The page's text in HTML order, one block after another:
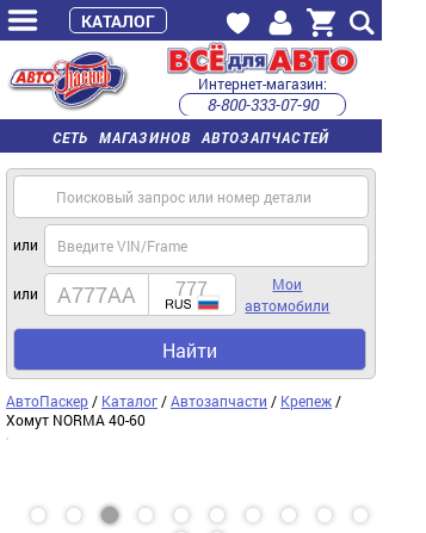
СЕТЬ МАГАЗИНОВ АВТОЗАПЧАСТЕЙ
Интернет-магазин:
8-800-333-07-90
часы работы с 9:00 до 22:00 (пн-пт)
или
или
Мои
автомобили
Найти
АвтоПаскер / Каталог /Автозапчасти / Крепеж /
Хомут NORMA 40-60
КАТАЛОГ